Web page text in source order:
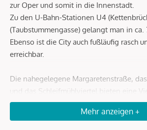
zur Oper und somit in die Innenstadt.
Zu den U-Bahn-Stationen U4
(Taubstummengasse) gelangt man in ca.
Ebenso ist die City auch fußläufig rasch
erreichbar.
Die nahegelegene Margaretenstraße,
und das Schleifmühlviertel bieten eine
individuellen Geschäften, kleinen
Versorgung mit Supermärkten jeglicher
Mehr anzeigen +